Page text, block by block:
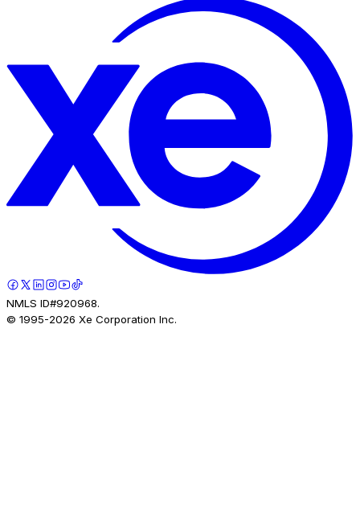
NMLS ID#920968.
© 1995-2026 Xe Corporation Inc.